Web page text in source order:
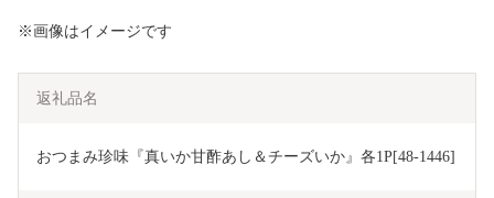
※画像はイメージです
返礼品名
おつまみ珍味『真いか甘酢あし＆チーズいか』各1P[48-1446]